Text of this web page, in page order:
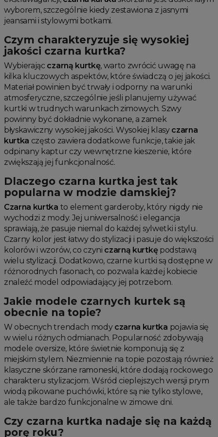
wyborem, szczególnie kiedy zestawiona z jasnymi
jeansami i stylowymi botkami.
Czym charakteryzuje się wysokiej
jakości czarna kurtka?
Wybierając czarną kurtkę, warto zwrócić uwagę na
kilka kluczowych aspektów, które świadczą o jej jakości.
Materiał powinien być trwały i odporny na warunki
atmosferyczne, szczególnie jeśli planujemy używać
kurtki w trudnych warunkach zimowych. Szwy
powinny być dokładnie wykonane, a zamek
błyskawiczny wysokiej jakości. Wysokiej klasy czarna
kurtka często zawiera dodatkowe funkcje, takie jak
odpinany kaptur czy wewnętrzne kieszenie, które
zwiększają jej funkcjonalność.
Dlaczego czarna kurtka jest tak
popularna w modzie damskiej?
Czarna kurtka to element garderoby, który nigdy nie
wychodzi z mody. Jej uniwersalność i elegancja
sprawiają, że pasuje niemal do każdej sylwetki i stylu.
Czarny kolor jest łatwy do stylizacji i pasuje do większości
kolorów i wzorów, co czyni czarną kurtkępodstawą
wielu stylizacji. Dodatkowo, czarne kurtki są dostępne w
różnorodnych fasonach, co pozwala każdej kobiecie
znaleźć model odpowiadający jej potrzebom.
Jakie modele czarnych kurtek są
obecnie na topie?
W obecnych trendach mody czarna kurtka pojawia się
w wielu różnych odmianach. Popularność zdobywają
modele oversize, które świetnie komponują się z
miejskim stylem. Niezmiennie na topie pozostają również
klasyczne skórzane ramoneski, które dodają rockowego
charakteru stylizacjom. Wśród cieplejszych wersji prym
wiodą pikowane puchówki, które są nie tylko stylowe,
ale także bardzo funkcjonalne w zimowe dni.
Czy czarna kurtka nadaje się na każdą
porę roku?